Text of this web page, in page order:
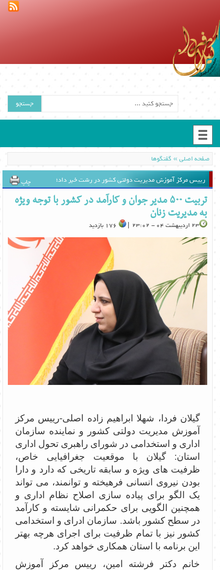
جستجو
صفحه اصلی»گفتگوها
رییس مرکز آموزش مدیریت دولتی کشور در رشت خبر داد؛ چاپ
تربیت ۵۰۰ مدیر جوان و کارآمد در کشور با توجه ویژه
به مدیریت زنان
23 اردیبهشت 04 - 23:02 |
گیلان فردا، شهلا ابراهیم زاده اصلی-رییس مرکز
آموزش مدیریت دولتی کشور و نماینده سازمان
اداری و استخدامی در شورای راهبری تحول اداری
استان: گیلان با موقعیت جغرافیایی خاص،
ظرفیت های ویژه و سابقه تاریخی که دارد و دارا
بودن نیروی انسانی فرهیخته و توانمند، می تواند
یک الگو برای پیاده سازی اصلاح نظام اداری و
همچنین الگویی برای حکمرانی شایسته و کارآمد
در سطح کشور باشد. سازمان ادرای و استخدامی
کشور نیز با تمام ظرفیت برای اجرای هرچه بهتر
این برنامه با استان همکاری خواهد کرد.
خانم دکتر فرشته امین، رییس مرکز آموزش